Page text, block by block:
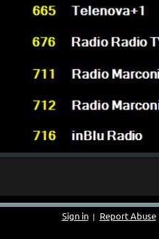
Sign in | Report Abuse